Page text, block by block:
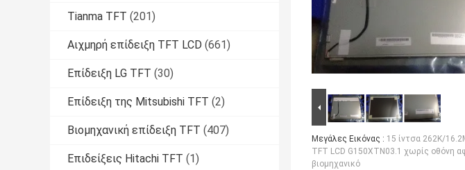
Tianma TFT (201)
Αιχμηρή επίδειξη TFT LCD (661)
Επίδειξη LG TFT (30)
Επίδειξη της Mitsubishi TFT (2)
Βιομηχανική επίδειξη TFT (407)
Επιδείξεις Hitachi TFT (1)
Μεγάλες Εικόνας : 15 ίντσα 262K/
TFT LCD G150XTN03.1 χωρίς οθόνη
βιομηχανικό